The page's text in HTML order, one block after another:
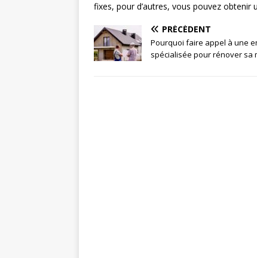
fixes, pour d’autres, vous pouvez
PRÉCÉDENT
Pourquoi faire appel à une
spécialisée pour rénover sa